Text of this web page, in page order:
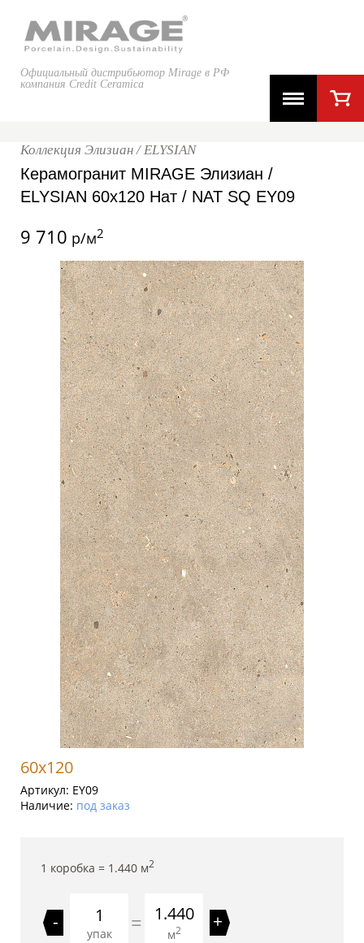
Официальный дистрибьютор Mirage в РФ
компания Credit Ceramica
Коллекция Элизиан / ELYSIAN
Керамогранит MIRAGE Элизиан /
ELYSIAN 60x120 Нат / NAT SQ EY09
9 710 р/м2
60x120
Артикул: EY09
Наличие: под заказ
1 коробка = 1.440 м2
-
упак = 1.440
м2 +